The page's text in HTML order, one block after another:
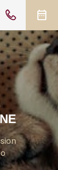
date_range